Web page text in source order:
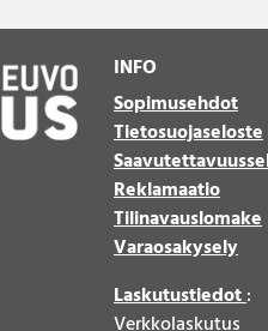
INFO
Sopimusehdot
Tietosuojaseloste
Reklamaatio
Tilinavauslomake
Varaosakysely
Laskutustiedot:
Verkkolaskutus